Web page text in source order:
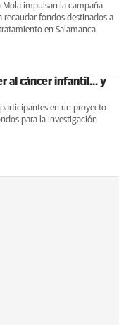
Mola impulsan la campaña
recaudar fondos destinados a
en Salamanca
al cáncer infantil... y
en un proyecto
para la investigación